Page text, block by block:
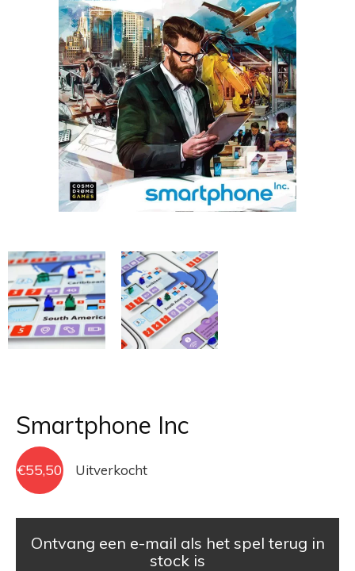
Smartphone Inc
€55,50 Uitverkocht
Ontvang een e-mail als het spel terug in
stock is